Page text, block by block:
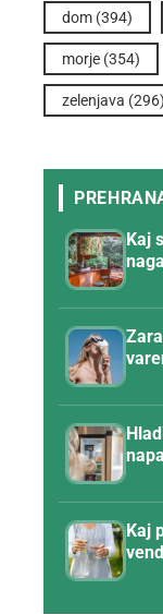
dom (394)
morje (354)
zelenjava (296)
Kaj
Kaj